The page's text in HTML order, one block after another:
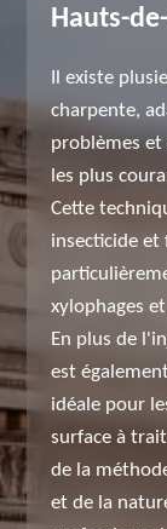
Hauts-
Il existe
charpente,
problèmes et
les plus
Cette
insecticide et
xylophages
En plus de
est
idéale pour
surface à
de la
et de la